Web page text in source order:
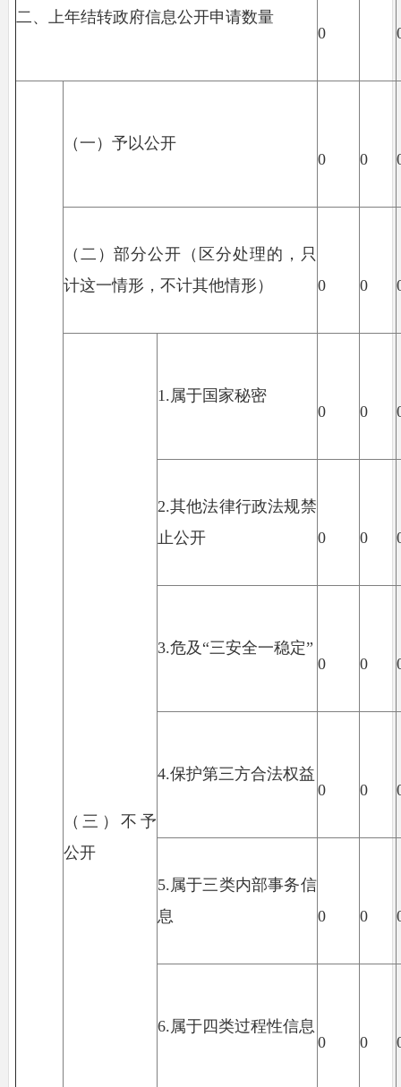
二、上年结转政府信息公开申请数量
0
（一）予以公开
0
0
（二）部分公开（区分处理的，只
计这一情形，不计其他情形）
0 0
（三）不予
公开
1.属于国家秘密
0
0
2.其他法律行政法规禁
止公开
0 0
3.危及“三安全一稳定”
0
0
4.保护第三方合法权益
0
0
5.属于三类内部事务信
息
0 0
6.属于四类过程性信息
0
0